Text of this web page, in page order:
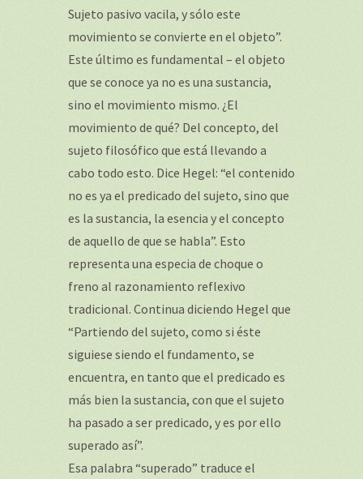
Sujeto pasivo vacila, y sólo este
movimiento se convierte en el objeto”.
Este último es fundamental – el objeto
que se conoce ya no es una sustancia,
sino el movimiento mismo. ¿El
movimiento de qué? Del concepto, del
sujeto filosófico que está llevando a
cabo todo esto. Dice Hegel: “el contenido
no es ya el predicado del sujeto, sino que
es la sustancia, la esencia y el concepto
de aquello de que se habla”. Esto
representa una especia de choque o
freno al razonamiento reflexivo
tradicional. Continua diciendo Hegel que
“Partiendo del sujeto, como si éste
siguiese siendo el fundamento, se
encuentra, en tanto que el predicado es
más bien la sustancia, con que el sujeto
ha pasado a ser predicado, y es por ello
superado así”.
Esa palabra “superado” traduce el